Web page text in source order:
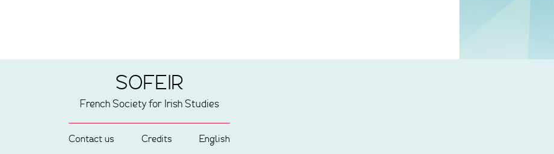
SOFEIR
French Society for Irish Studies
Contact us Credits English